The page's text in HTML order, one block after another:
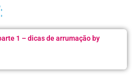
1 – dicas de arrumação by